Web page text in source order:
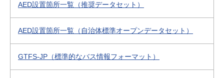
AED設置箇所一覧（推奨データセット）
AED設置箇所一覧（自治体標準オープンデータセット）
GTFS-JP（標準的なバス情報フォーマット）